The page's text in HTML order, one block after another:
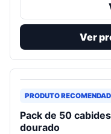
Ver
PRODUTO
Pack de 50
dourado